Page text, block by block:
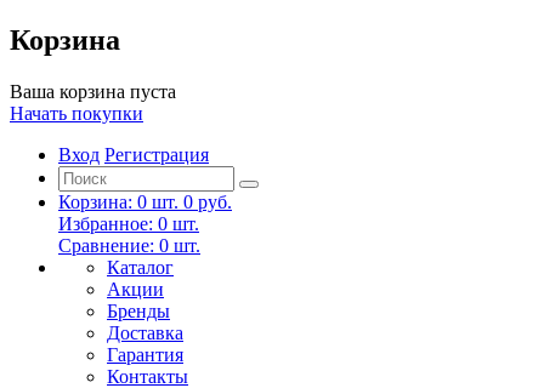
Корзина
Ваша корзина пуста
Начать покупки
Вход Регистрация
Корзина: 0 шт. 0 руб.
Избранное: 0 шт.
Сравнение: 0 шт.
Каталог
Акции
Бренды
Доставка
Гарантия
Контакты